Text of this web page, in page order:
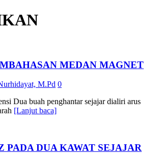
MEDAN MAGNET
M.Pd 0
Dua buah penghantar sejajar dialiri arus
[Lanjut baca]
PADA DUA KAWAT SEJAJAR